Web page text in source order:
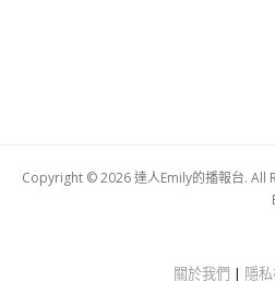
Copyright © 2026 達人Emily的播報台. All
關於我們 | 隱